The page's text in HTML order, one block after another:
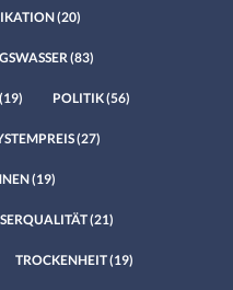
(20)
(83)
(19) POLITIK(56)
(27)
(19)
(21)
TROCKENHEIT(19)